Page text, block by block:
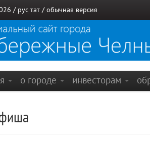
/ рус тат / обычная версия
о городе инвесторам